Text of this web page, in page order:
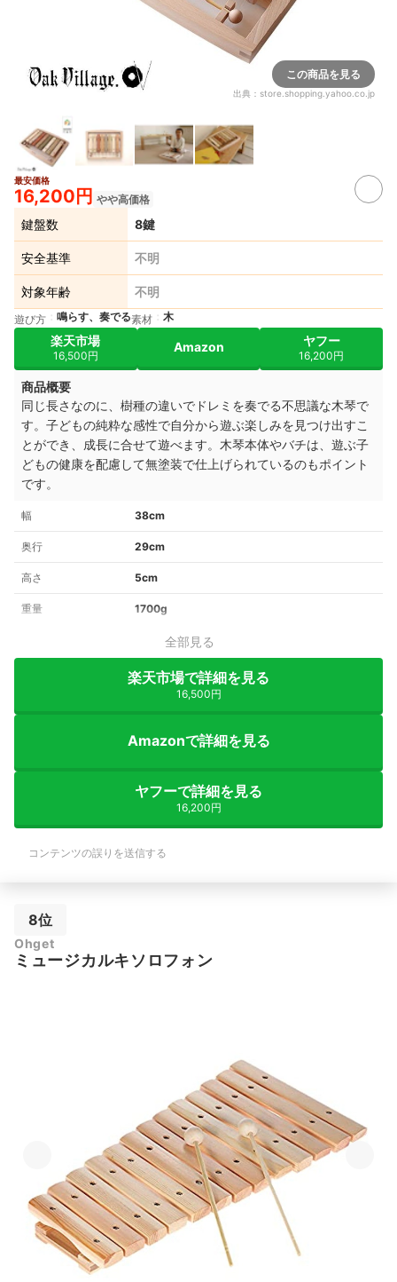
この商品を見る
出典： store.shopping.yahoo.co.jp
最安価格
16,200円 やや高価格
鍵盤数 8鍵
安全基準 不明
対象年齢 不明
遊び方 鳴らす、奏でる素材 木
楽天市場
16,500円
Amazon ヤフー
16,200円
商品概要
同じ長さなのに、樹種の違いでドレミを奏でる不思議な木琴で
す。子どもの純粋な感性で自分から遊ぶ楽しみを見つけ出すこ
とができ、成長に合せて遊べます。木琴本体やバチは、遊ぶ子
どもの健康を配慮して無塗装で仕上げられているのもポイント
です。
幅 38cm
奥行 29cm
高さ 5cm
重量 1700g
全部見る
楽天市場で詳細を見る
16,500円
Amazonで詳細を見る
ヤフーで詳細を見る
16,200円
コンテンツの誤りを送信する
8位
Ohget
ミュージカルキソロフォン